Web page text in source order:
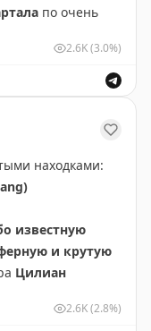
по очень
, два
и прямо требуют,
нам
(если хочется)
тоже
с
в виду)
2.6K(3.0%)
находками:
известную
и крутую
Цилиан
расположена
2.6K(2.8%)